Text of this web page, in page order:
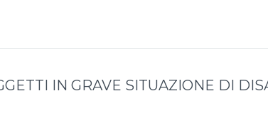
IN GRAVE SITUAZIONE DI